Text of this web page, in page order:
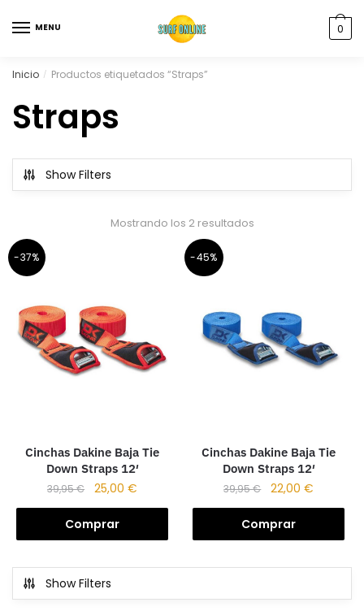
MENU 0
Inicio / Productos etiquetados “Straps”
Straps
Show Filters
Mostrando los 2 resultados
-37%
Cinchas Dakine Baja Tie
Down Straps 12′
39,95€ 25,00€
Comprar
-45%
Cinchas Dakine Baja Tie
Down Straps 12′
39,95€ 22,00€
Comprar
Show Filters